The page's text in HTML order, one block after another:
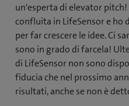
un'esperta di elevator
confluita in LifeSensor e ho
per far crescere le idee. Ci
sono in grado di farcela!
di LifeSensor non sono
fiducia che nel prossimo
risultati, anche se non è